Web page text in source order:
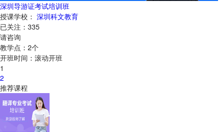
深圳导游证考试培训班
授课学校： 深圳科文教育
已关注： 335
请咨询
教学点： 2个
开班时间： 滚动开班
1
2
推荐课程